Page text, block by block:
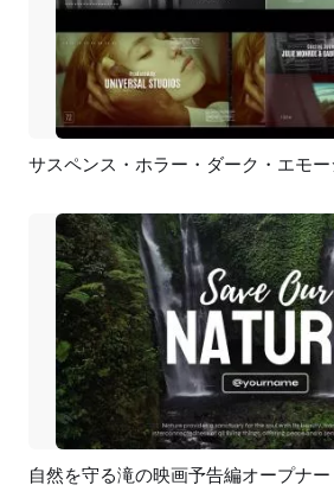
プレビュー AI再
プレビュー AI再